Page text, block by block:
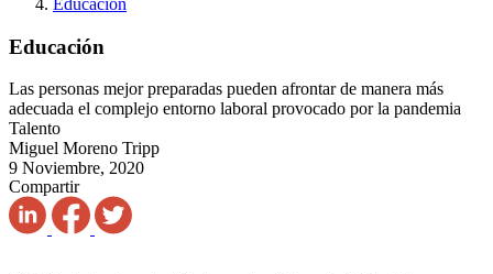
Educación
Educación
Las personas mejor preparadas pueden afrontar de manera más
adecuada el complejo entorno laboral provocado por la pandemia
Talento
Miguel Moreno Tripp
9 Noviembre, 2020
Compartir